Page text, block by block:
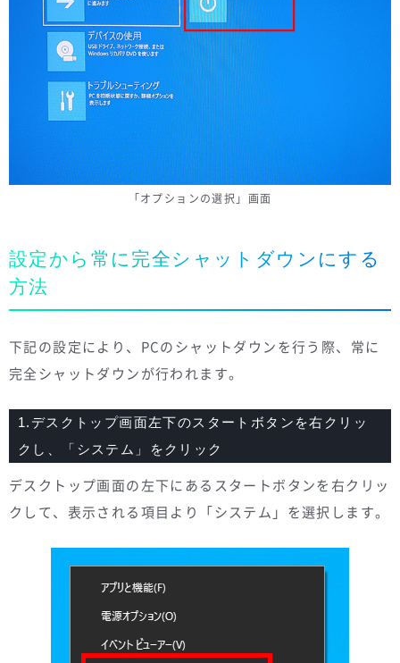
「オプションの選択」画面
設定から常に完全シャットダウンにする
方法
下記の設定により、PCのシャットダウンを行う際、常に
完全シャットダウンが行われます。
1.デスクトップ画面左下のスタートボタンを右クリッ
クし、「システム」をクリック
デスクトップ画面の左下にあるスタートボタンを右クリッ
クして、表示される項目より「システム」を選択します。